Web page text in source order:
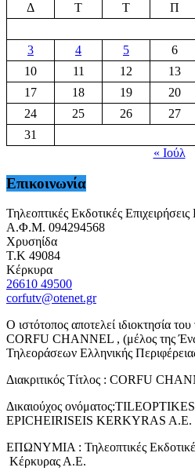
Δ
Τ Τ Π
3
4 5 6
10
11 12 13
17
18 19 20
24
25 26 27
31
« Ιούλ
Επικοινωνία
Τηλεοπτικές Εκδοτικές
Α.Φ.Μ. 094294568
Χρυσηίδα
Τ.Κ 49084
Κέρκυρα
26610 49500
corfutv@otenet.gr
Ο ιστότοπος αποτελεί ιδιοκτησία
CORFU CHANNEL , (μέλος της
Τηλεοράσεων Ελληνικής
Διακριτικός Τίτλος : CORFU
Δικαιούχος
EPICHEIRISEIS KERKYRAS A.E.
ΕΠΩΝΥΜΙΑ : Τηλεοπτικές
Κέρκυρας Α.Ε.